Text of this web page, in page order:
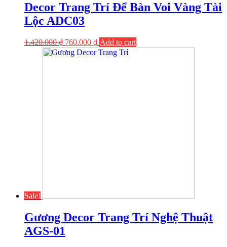
Decor Trang Trí Để Bàn Voi Vàng Tài
Lộc ADC03
1.420.000₫ 760.000 ₫ Add to cart
Sale!
Gương Decor Trang Trí Nghệ Thuật
AGS-01